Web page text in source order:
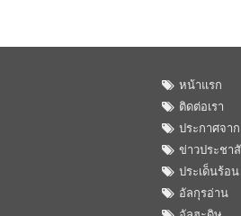
หน้าแรก
ติดต่อเรา
ประกาศจา
ข่าวประชา
ประเด็นร้อน
อัลกุรอ่าน